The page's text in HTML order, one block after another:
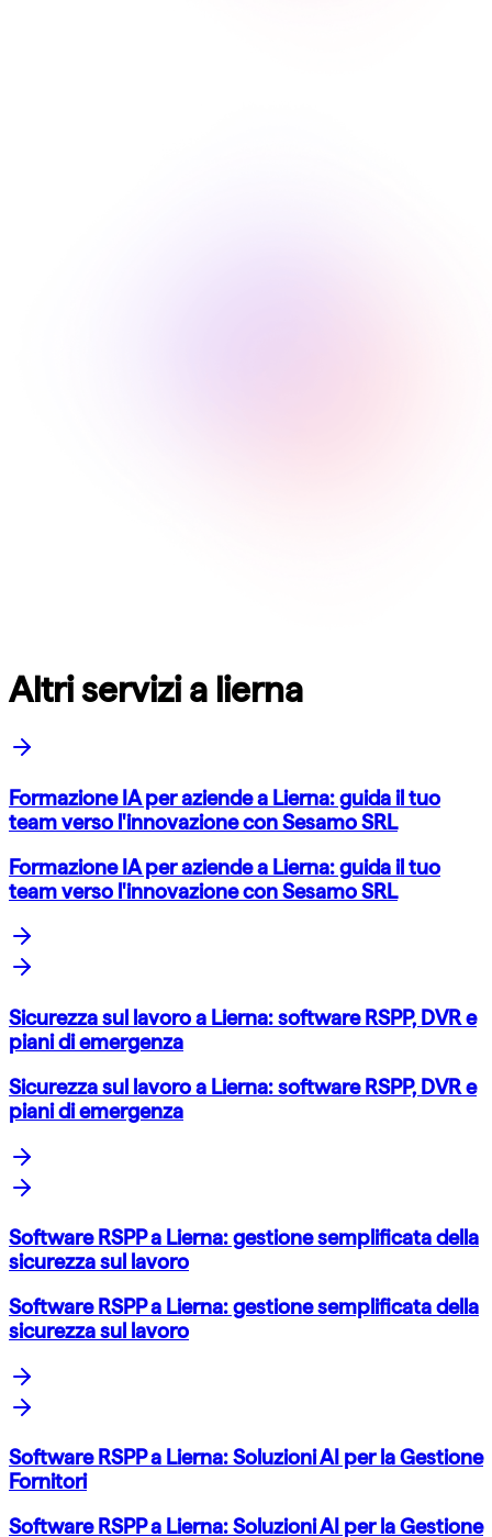
Altri servizi a lierna
Formazione IA per aziende a Lierna: guida il tuo
team verso l'innovazione con Sesamo SRL
Formazione IA per aziende a Lierna: guida il tuo
team verso l'innovazione con Sesamo SRL
Sicurezza sul lavoro a Lierna: software RSPP, DVR e
piani di emergenza
Sicurezza sul lavoro a Lierna: software RSPP, DVR e
piani di emergenza
Software RSPP a Lierna: gestione semplificata della
sicurezza sul lavoro
Software RSPP a Lierna: gestione semplificata della
sicurezza sul lavoro
Software RSPP a Lierna: Soluzioni AI per la Gestione
Fornitori
Software RSPP a Lierna: Soluzioni AI per la Gestione